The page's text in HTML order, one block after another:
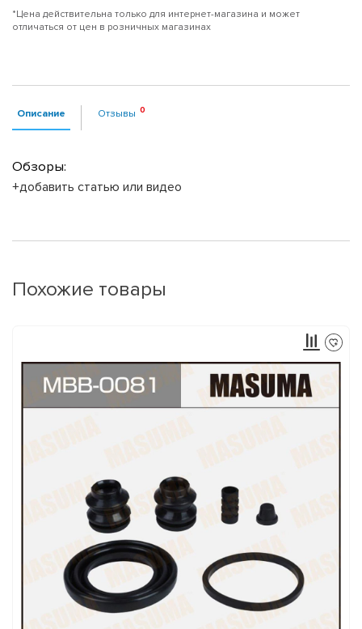
*Цена действительна только для интернет-магазина и может
отличаться от цен в розничных магазинах
Описание Отзывы
Обзоры:
+добавить статью или видео
Похожие товары